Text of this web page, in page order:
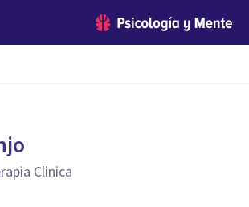
Clinica